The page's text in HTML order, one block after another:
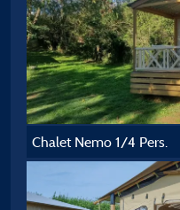
Chalet Nemo 1/4 Pers.